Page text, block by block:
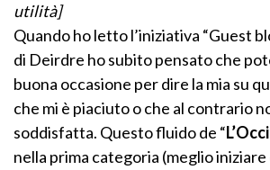
utilità]
Quando ho letto l’iniziativa “Guest
di Deirdre ho subito pensato che
buona occasione per dire la mia su
che mi è piaciuto o che al contrario
soddisfatta. Questo fluido de “
nella prima categoria (meglio iniziare